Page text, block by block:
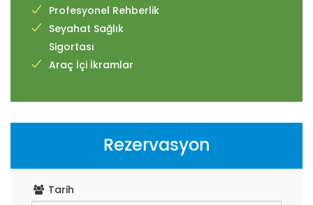
Profesyonel Rehberlik
Seyahat Sağlık
Sigortası
Araç İçi İkramlar
Rezervasyon
Tarih